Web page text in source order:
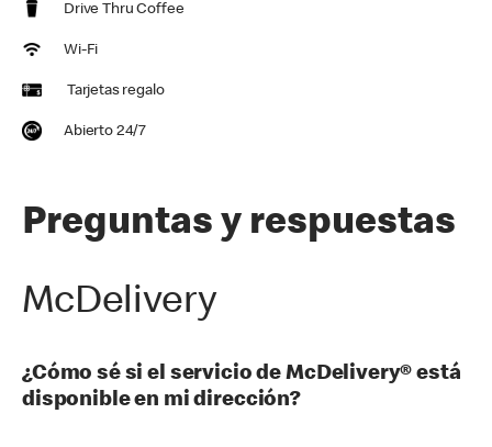
Drive Thru Coffee
Wi-Fi
Tarjetas regalo
Abierto 24/7
Preguntas y respuestas
McDelivery
¿Cómo sé si el servicio de McDelivery® está
disponible en mi dirección?